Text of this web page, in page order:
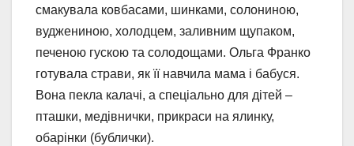
смакувала ковбасами, шинками, солониною,
вуджениною, холодцем, заливним щупаком,
печеною гускою та солодощами. Ольга Франко
готувала страви, як її навчила мама і бабуся.
Вона пекла калачі, а спеціально для дітей –
пташки, медівнички, прикраси на ялинку,
обарінки (бублички).